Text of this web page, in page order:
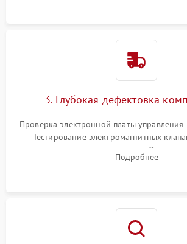
3. Глубокая дефектовка
Проверка электронной платы управления
Тестирование электромагнитных
температуры и расходомера. Оценка
жерновов кофемолки, уплотнительных
Подробнее